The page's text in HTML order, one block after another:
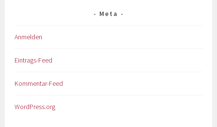
Meta
Anmelden
Eintrags-Feed
Kommentar-Feed
WordPress.org